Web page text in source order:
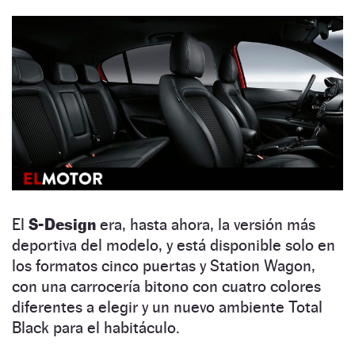
El S-Design era, hasta ahora, la versión más
deportiva del modelo, y está disponible solo en
los formatos cinco puertas y Station Wagon,
con una carrocería bitono con cuatro colores
diferentes a elegir y un nuevo ambiente Total
Black para el habitáculo.